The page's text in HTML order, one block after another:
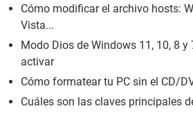
Cómo modificar el archivo hosts:
Vista...
Modo Dios de Windows 11, 10, 8 y
activar
Cómo formatear tu PC sin el CD/
Cuáles son las claves principales